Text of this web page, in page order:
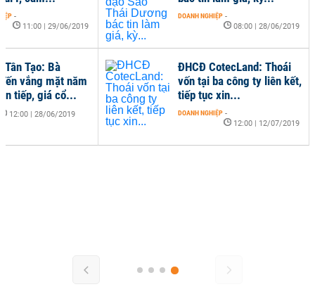
ĐHCĐ CotecLand: Thoái
vốn tại ba công ty liên kết,
tiếp tục xin...
DOANH NGHIỆP -
12:00 | 12/07/2019
-
11:00 | 29/06/2019
Tạo: Bà
vắng mặt năm
tiếp, giá cổ...
12:00 | 28/06/2019
DOANH NGHIỆP -
08:00 | 28/06/2019